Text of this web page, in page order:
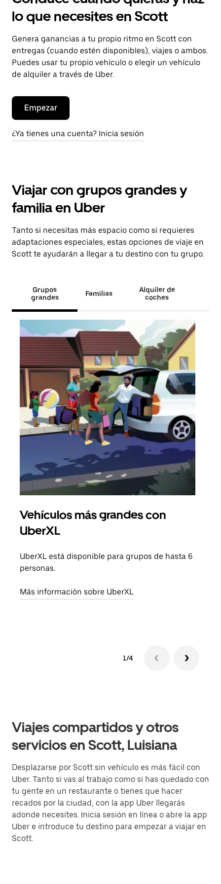
lo que necesites en Scott
Genera ganancias a tu propio ritmo en Scott con
entregas (cuando estén disponibles), viajes o ambos.
Puedes usar tu propio vehículo o elegir un vehículo
de alquiler a través de Uber.
Empezar
¿Ya tienes una cuenta? Inicia sesión
Viajar con grupos grandes y
familia en Uber
Tanto si necesitas más espacio como si requieres
adaptaciones especiales, estas opciones de viaje en
Scott te ayudarán a llegar a tu destino con tu grupo.
Grupos
grandes
Familias
Alquiler de
coches
Vehículos más grandes con
UberXL
UberXL está disponible para grupos de hasta 6
personas.
Más información sobre UberXL
1/4
Viajes compartidos y otros
servicios en Scott, Luisiana
Desplazarse por Scott sin vehículo es más fácil con
Uber. Tanto si vas al trabajo como si has quedado con
tu gente en un restaurante o tienes que hacer
recados por la ciudad, con la app Uber llegarás
adonde necesites. Inicia sesión en línea o abre la app
Uber e introduce tu destino para empezar a viajar en
Scott.